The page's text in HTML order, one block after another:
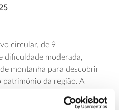
circular, de 9
dificuldade moderada,
montanha para descobrir
património da região. A
em Gouveia. A